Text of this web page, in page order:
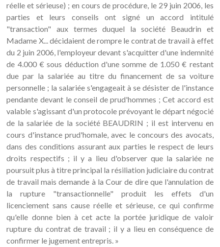
réelle et sérieuse) ; en cours de procédure, le 29 juin 2006, les
parties et leurs conseils ont signé un accord intitulé
"transaction" aux termes duquel la société Beaudrin et
Madame X... décidaient de rompre le contrat de travail à effet
du 2 juin 2006, l'employeur devant s'acquitter d'une indemnité
de 4.000 € sous déduction d'une somme de 1.050 € restant
due par la salariée au titre du financement de sa voiture
personnelle ; la salariée s'engageait à se désister de l'instance
pendante devant le conseil de prud'hommes ; Cet accord est
valable s'agissant d'un protocole prévoyant le départ négocié
de la salariée de la société BEAUDRIN ; il est intervenu en
cours d'instance prud'homale, avec le concours des avocats,
dans des conditions assurant aux parties le respect de leurs
droits respectifs ; il y a lieu d'observer que la salariée ne
poursuit plus à titre principal la résiliation judiciaire du contrat
de travail mais demande à la Cour de dire que l'annulation de
la rupture "transactionnelle" produit les effets d'un
licenciement sans cause réelle et sérieuse, ce qui confirme
qu'elle donne bien à cet acte la portée juridique de valoir
rupture du contrat de travail ; il y a lieu en conséquence de
confirmer le jugement entrepris. »